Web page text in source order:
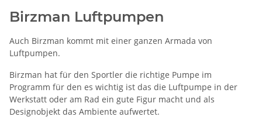
Birzman Luftpumpen
Auch Birzman kommt mit einer ganzen Armada von
Luftpumpen.
Birzman hat für den Sportler die richtige Pumpe im
Programm für den es wichtig ist das die Luftpumpe in der
Werkstatt oder am Rad ein gute Figur macht und als
Designobjekt das Ambiente aufwertet.